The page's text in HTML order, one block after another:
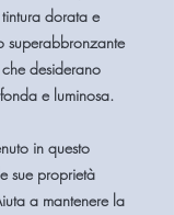
dorata e
superabbronzante
desiderano
e luminosa.
in questo
sue proprietà
a mantenere la